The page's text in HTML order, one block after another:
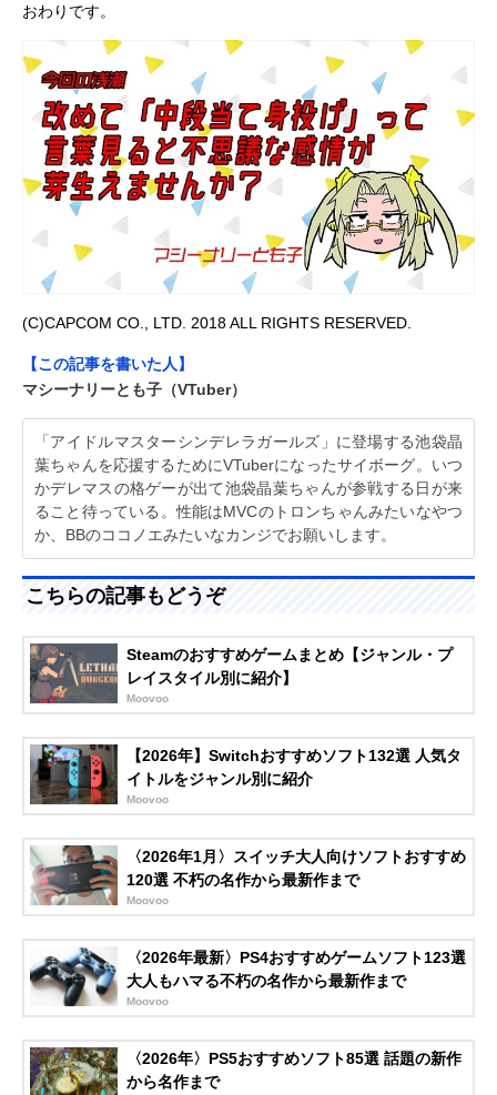
おわりです。
(C)CAPCOM CO., LTD. 2018 ALL RIGHTS RESERVED.
【この記事を書いた人】
マシーナリーとも子（VTuber）
「アイドルマスターシンデレラガールズ」に登場する池袋晶
葉ちゃんを応援するためにVTuberになったサイボーグ。いつ
かデレマスの格ゲーが出て池袋晶葉ちゃんが参戦する日が来
ること待っている。性能はMVCのトロンちゃんみたいなやつ
か、BBのココノエみたいなカンジでお願いします。
こちらの記事もどうぞ
Steamのおすすめゲームまとめ【ジャンル・プ
レイスタイル別に紹介】
Moovoo
【2026年】Switchおすすめソフト132選 人気タ
イトルをジャンル別に紹介
Moovoo
〈2026年1月〉スイッチ大人向けソフトおすすめ
120選 不朽の名作から最新作まで
Moovoo
〈2026年最新〉PS4おすすめゲームソフト123選
大人もハマる不朽の名作から最新作まで
Moovoo
〈2026年〉PS5おすすめソフト85選 話題の新作
から名作まで